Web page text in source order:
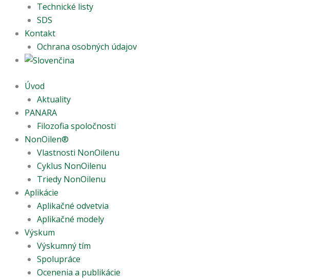
Technické listy
SDS
Kontakt
Ochrana osobných údajov
Úvod
Aktuality
PANARA
Filozofia spoločnosti
NonOilen®
Vlastnosti NonOilenu
Cyklus NonOilenu
Triedy NonOilenu
Aplikácie
Aplikačné odvetvia
Aplikačné modely
Výskum
Výskumný tím
Spolupráce
Ocenenia a publikácie